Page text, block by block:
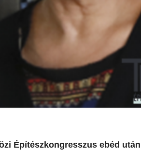
Építészkongresszus ebéd